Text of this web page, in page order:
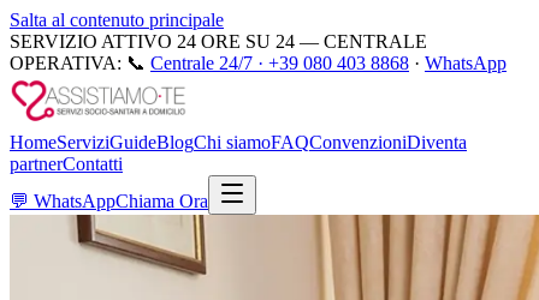
Salta al contenuto principale
SERVIZIO ATTIVO 24 ORE SU 24 — CENTRALE
OPERATIVA: 📞 Centrale 24/7 · +39 080 403 8868 · WhatsApp
HomeServiziGuideBlogChi siamoFAQConvenzioniDiventa
partnerContatti
💬 WhatsAppChiama Ora